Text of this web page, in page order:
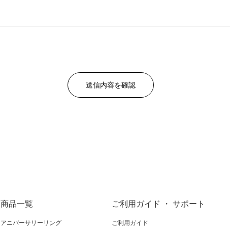
商品一覧
アニバーサリーリング
ご利用ガイド ・ サポート
ご利用ガイド